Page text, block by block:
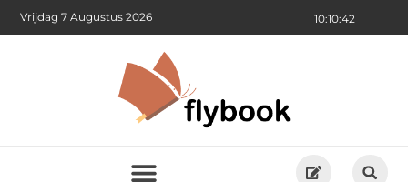
10:10:43
Vrijdag 7 Augustus 2026